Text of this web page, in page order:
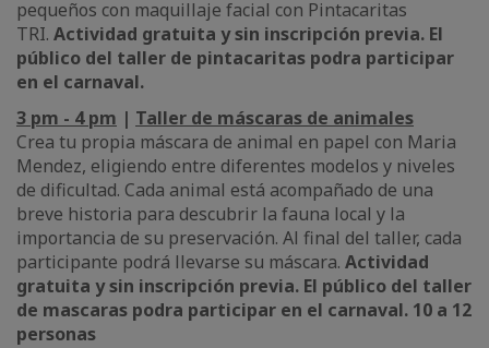
pequeños con maquillaje facial con Pintacaritas
TRI. Actividad gratuita y sin inscripción previa. El
público del taller de pintacaritas podra participar
en el carnaval.
3 pm - 4 pm | Taller de máscaras de animales
Crea tu propia máscara de animal en papel con Maria
Mendez, eligiendo entre diferentes modelos y niveles
de dificultad. Cada animal está acompañado de una
breve historia para descubrir la fauna local y la
importancia de su preservación. Al final del taller, cada
participante podrá llevarse su máscara. Actividad
gratuita y sin inscripción previa. El público del taller
de mascaras podra participar en el carnaval. 10 a 12
personas